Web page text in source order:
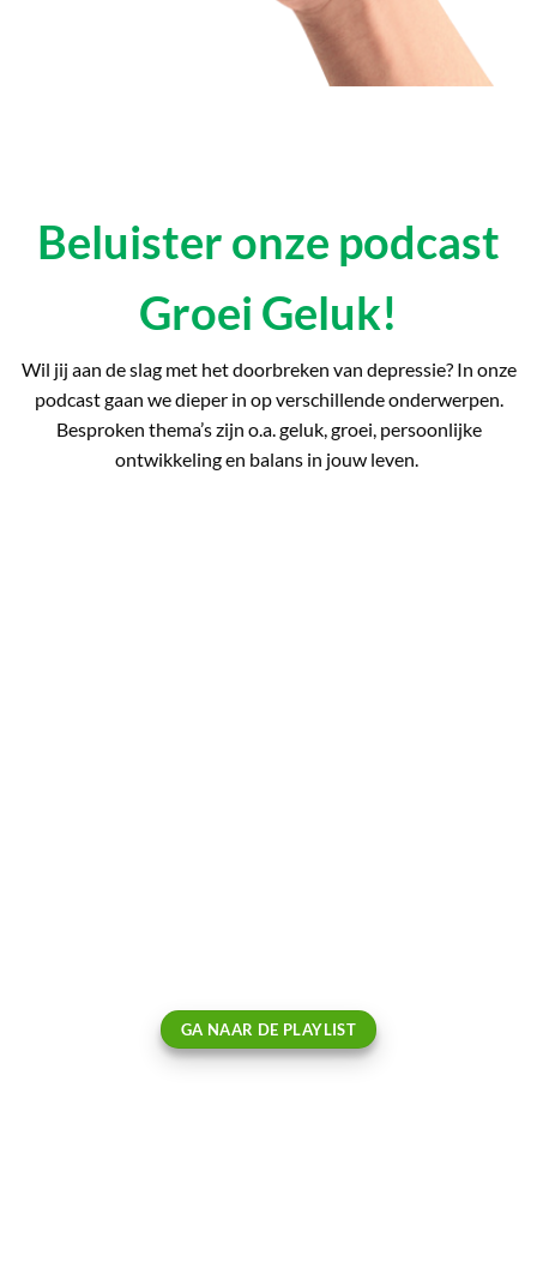
Beluister onze podcast
Groei Geluk!
Wil jij aan de slag met het doorbreken van depressie? In onze
podcast gaan we dieper in op verschillende onderwerpen.
Besproken thema’s zijn o.a. geluk, groei, persoonlijke
ontwikkeling en balans in jouw leven.
GA NAAR DE PLAYLIST